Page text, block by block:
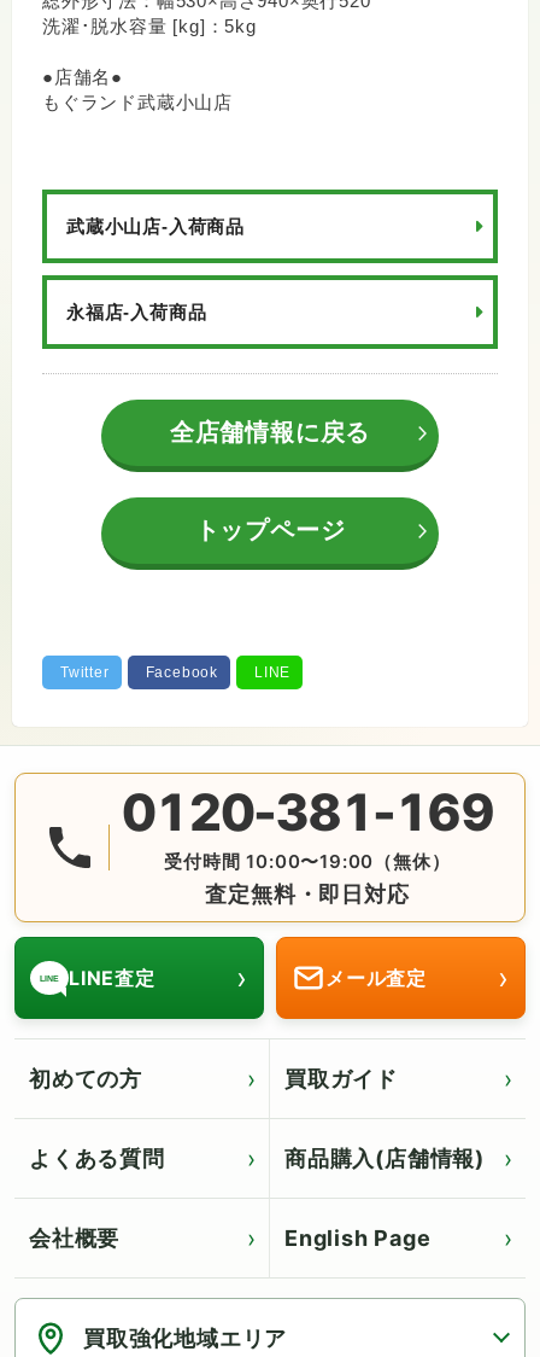
洗濯･脱水容量 [kg]：5kg
●店舗名●
もぐランド武蔵小山店
武蔵小山店-入荷商品
永福店-入荷商品
全店舗情報に戻る
トップページ
0120-381-169
受付時間 10:00〜19:00（無休）
査定無料・即日対応
無料の電話査定・見積もり お問合せは番号をタップ♪
LINE LINE査定 › メール査定 ›
初めての方 買取ガイド
よくある質問 商品購入(店舗情報)
会社概要 English Page
Click for English page
買取強化地域エリア